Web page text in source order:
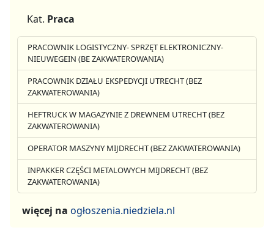
Kat. Praca
PRACOWNIK LOGISTYCZNY- SPRZĘT ELEKTRONICZNY-
NIEUWEGEIN (BE ZAKWATEROWANIA)
PRACOWNIK DZIAŁU EKSPEDYCJI UTRECHT (BEZ
ZAKWATEROWANIA)
HEFTRUCK W MAGAZYNIE Z DREWNEM UTRECHT (BEZ
ZAKWATEROWANIA)
OPERATOR MASZYNY MIJDRECHT (BEZ ZAKWATEROWANIA)
INPAKKER CZĘŚCI METALOWYCH MIJDRECHT (BEZ
ZAKWATEROWANIA)
więcej na ogłoszenia.niedziela.nl